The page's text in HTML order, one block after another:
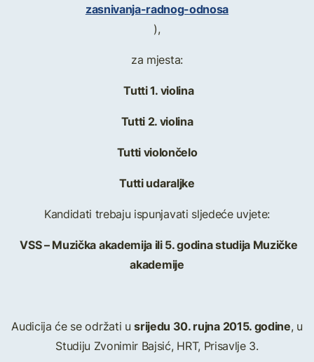
zasnivanja-radnog-odnosa
),
za mjesta:
Tutti 1. violina
Tutti 2. violina
Tutti violončelo
Tutti udaraljke
Kandidati trebaju ispunjavati sljedeće uvjete:
VSS – Muzička akademija ili 5. godina studija Muzičke
akademije
Audicija će se održati usrijedu 30. rujna 2015.godine, u
Studiju Zvonimir Bajsić, HRT, Prisavlje 3.